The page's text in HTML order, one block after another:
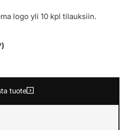
logo yli 10 kpl tilauksiin.
tuote